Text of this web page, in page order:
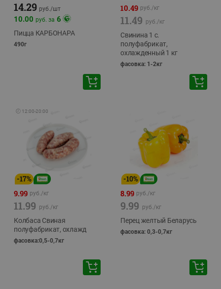
14.29 руб./шт
10.00 руб. за 6
Пицца КАРБОНАРА
490г
10.49 руб./кг
11.49 руб./кг
Свинина 1 с.
полуфабрикат,
охлажденный 1 кг
фасовка: 1-2кг
🕘 12:00-20:00
-17%
9.99 руб./кг
11.99 руб./кг
Колбаса Свиная
полуфабрикат, охлажд
фасовка:0,5-0,7кг
-10%
8.99 руб./кг
9.99 руб./кг
Перец желтый Беларусь
фасовка: 0,3-0,7кг